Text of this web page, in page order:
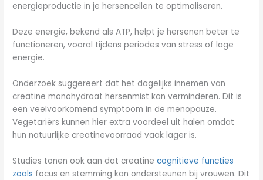
energieproductie in je hersencellen te optimaliseren.
Deze energie, bekend als ATP, helpt je hersenen beter te
functioneren, vooral tijdens periodes van stress of lage
energie.
Onderzoek suggereert dat het dagelijks innemen van
creatine monohydraat hersenmist kan verminderen. Dit is
een veelvoorkomend symptoom in de menopauze.
Vegetariërs kunnen hier extra voordeel uit halen omdat
hun natuurlijke creatinevoorraad vaak lager is.
Studies tonen ook aan dat creatinecognitieve functies
zoals focus en stemming kan ondersteunen bij vrouwen. Dit